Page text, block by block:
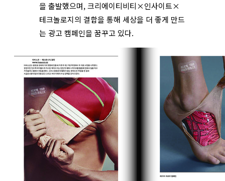
을 출발했으며, 크리에이티비티×인사이트×
테크놀로지의 결합을 통해 세상을 더 좋게 만드
는 광고 캠페인을 꿈꾸고 있다.